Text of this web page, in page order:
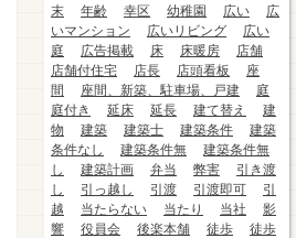
末
年齢 幸区 幼稚園 広い
広
いマンション
広いリビング
広い
庭
広告掲載 床 床暖房
店舗
店舗付住宅
店長 店頭看板
座
間
座間、新築、駐車場、戸建
庭
庭付き
延床 延長 建て替え
建
物
建築 建築士 建築条件
建築
条件なし
建築条件無
建築条件無
し
建築計画 弁当 弊害
引き渡
し
引っ越し 引渡 引渡即可
引
越
当たらない 当たり 当社
影
響
役員会 後楽本舗 徒歩
徒歩